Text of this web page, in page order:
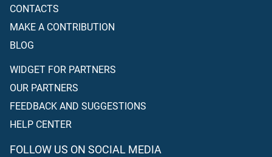
CONTACTS
MAKE A CONTRIBUTION
BLOG
WIDGET FOR PARTNERS
OUR PARTNERS
FEEDBACK AND SUGGESTIONS
HELP CENTER
FOLLOW US ON SOCIAL MEDIA